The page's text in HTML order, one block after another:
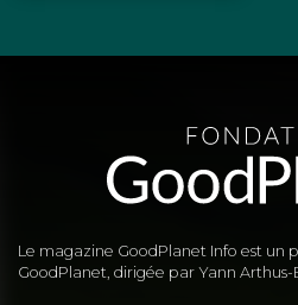
Le magazine GoodPlanet Info est un
GoodPlanet, dirigée par Yann